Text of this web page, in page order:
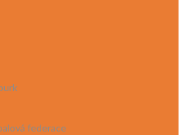
federace